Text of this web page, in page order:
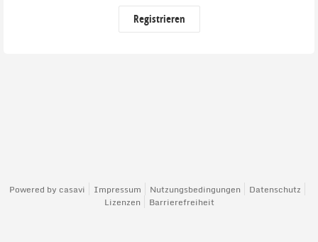
Registrieren
Powered by casavi Impressum Nutzungsbedingungen
Datenschutz
Lizenzen
Barrierefreiheit